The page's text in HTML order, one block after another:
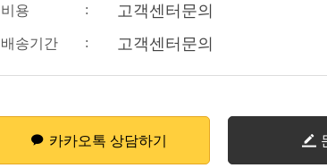
비용 : 고객센터문의
배송기간 : 고객센터문의
카카오톡 상담하기